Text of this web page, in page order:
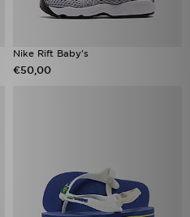
Nike Rift Baby's
€50,00